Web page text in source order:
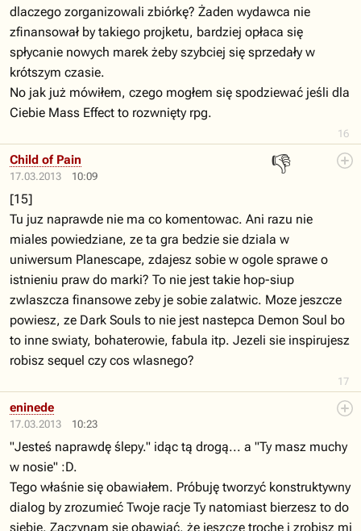
16
dlaczego zorganizowali zbiórkę? Żaden wydawca nie
zfinansował by takiego projketu, bardziej opłaca się
spłycanie nowych marek żeby szybciej się sprzedały w
krótszym czasie.
No jak już mówiłem, czego mogłem się spodziewać jeśli dla
Ciebie Mass Effect to rozwnięty rpg.
17.03.2013 10:09
👎
17
Child of Pain
[15]
Tu juz naprawde nie ma co komentowac. Ani razu nie
miales powiedziane, ze ta gra bedzie sie dziala w
uniwersum Planescape, zdajesz sobie w ogole sprawe o
istnieniu praw do marki? To nie jest takie hop-siup
zwlaszcza finansowe zeby je sobie zalatwic. Moze jeszcze
powiesz, ze Dark Souls to nie jest nastepca Demon Soul bo
to inne swiaty, bohaterowie, fabula itp. Jezeli sie inspirujesz
robisz sequel czy cos wlasnego?
17.03.2013 10:23
eninede
"Jesteś naprawdę ślepy." idąc tą drogą... a "Ty masz muchy
w nosie" :D.
Tego właśnie się obawiałem. Próbuję tworzyć konstruktywny
dialog by zrozumieć Twoje racje Ty natomiast bierzesz to do
siebie. Zaczynam się obawiać, że jeszcze trochę i zrobisz mi